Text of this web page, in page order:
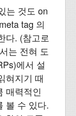
는 것도 on
tag 의
다. (참고로
는 전혀 도
에서 설
혀지기 때
매력적인
볼 수 있다.